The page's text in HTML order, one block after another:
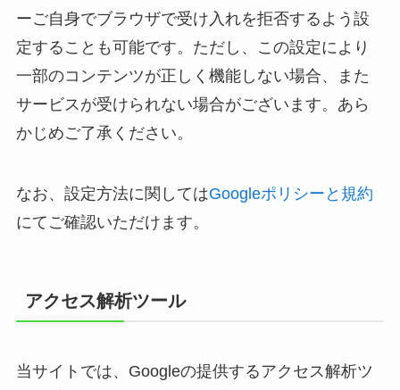
ーご自身でブラウザで受け入れを拒否するよう設
定することも可能です。ただし、この設定により
一部のコンテンツが正しく機能しない場合、また
サービスが受けられない場合がございます。あら
かじめご了承ください。
なお、設定方法に関してはGoogleポリシーと規約
にてご確認いただけます。
アクセス解析ツール
当サイトでは、Googleの提供するアクセス解析ツ